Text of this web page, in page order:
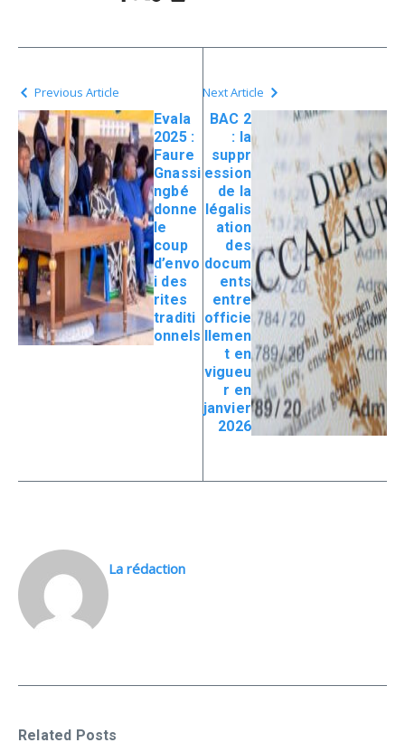
Previous Article
Evala
2025 :
Faure
Gnassi
ngbé
donne
le
coup
d’envo
i des
rites
traditi
onnels
Next Article
BAC 2
: la
suppr
ession
de la
légalis
ation
des
docum
ents
entre
officie
llemen
t en
vigueu
r en
janvier
2026
La rédaction
Related Posts